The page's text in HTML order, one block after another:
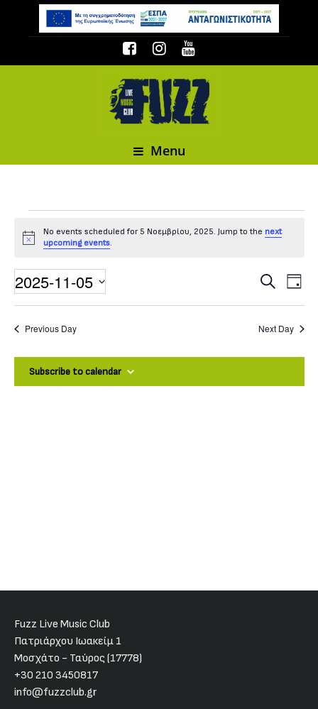
Menu
Events
for
5
Νοεμβρίου,
Notice
No events scheduled for 5 Νοεμβρίου, 2025. Jump to thenext
upcoming events.
Search
Day
2025-11-05
Select date.
Previous Day Next Day
Subscribe to calendar
Fuzz Live Music Club
Πατριάρχου Ιωακείμ 1
Μοσχάτο - Ταύρος (17778)
+30 210 3450817
info@fuzzclub.gr